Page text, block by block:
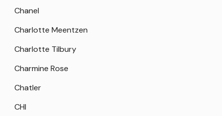
Chanel
Charlotte Meentzen
Charlotte Tilbury
Charmine Rose
Chatler
CHI